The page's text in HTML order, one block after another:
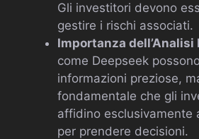
Gli investitori devono
gestire i rischi associati.
Importanza dell’Analisi
come Deepseek
informazioni preziose,
fondamentale che gli
affidino esclusivamente
per prendere decisioni.